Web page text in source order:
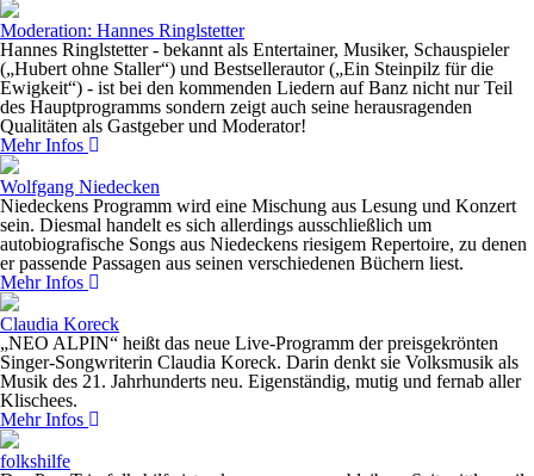
Moderation: Hannes Ringlstetter
Hannes Ringlstetter - bekannt als Entertainer, Musiker, Schauspieler
(„Hubert ohne Staller“) und Bestsellerautor („Ein Steinpilz für die
Ewigkeit“) - ist bei den kommenden Liedern auf Banz nicht nur Teil
des Hauptprogramms sondern zeigt auch seine herausragenden
Qualitäten als Gastgeber und Moderator!
Mehr Infos
Wolfgang Niedecken
Niedeckens Programm wird eine Mischung aus Lesung und Konzert
sein. Diesmal handelt es sich allerdings ausschließlich um
autobiografische Songs aus Niedeckens riesigem Repertoire, zu denen
er passende Passagen aus seinen verschiedenen Büchern liest.
Mehr Infos
Claudia Koreck
„NEO ALPIN“ heißt das neue Live-Programm der preisgekrönten
Singer-Songwriterin Claudia Koreck. Darin denkt sie Volksmusik als
Musik des 21. Jahrhunderts neu. Eigenständig, mutig und fernab aller
Klischees.
Mehr Infos
folkshilfe